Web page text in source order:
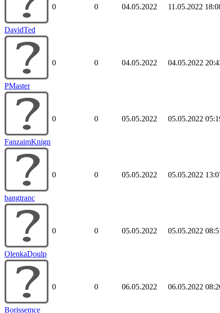
DavidTed
0 0 04.05.2022 11.05.2022
PMaster
0 0 04.05.2022 04.05.2022
FanzaimKnign
0 0 05.05.2022 05.05.2022
bangtranc
0 0 05.05.2022 05.05.2022
OlenkaDoulp
0 0 05.05.2022 05.05.2022
Borissemce
0 0 06.05.2022 06.05.2022